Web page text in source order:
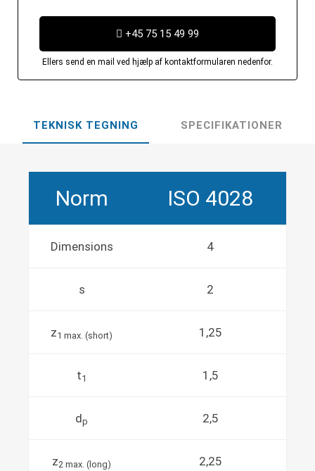
+45 75 15 49 99
Ellers send en mail ved hjælp af kontaktformularen nedenfor.
TEKNISK TEGNING SPECIFIKATIONER
Norm ISO 4028
Dimensions 4
s 2
z1 max. (short) 1,25
t1 1,5
dp 2,5
z2 max. (long) 2,25